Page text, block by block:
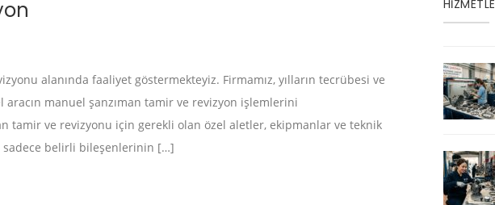
alanında faaliyet göstermekteyiz. Firmamız, yılların tecrübesi ve
manuel şanzıman tamir ve revizyon işlemlerini
tamir ve revizyonu için gerekli olan özel aletler, ekipmanlar ve teknik
sadece belirli bileşenlerinin […]